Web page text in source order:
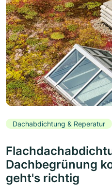
Dachabdichtung & Reperatur
Dachbegrünung
geht's richtig